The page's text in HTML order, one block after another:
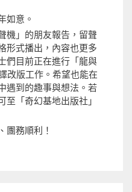
如意。
機」的朋友報告，留聲
形式播出，內容也更多
們目前正在進行「龍與
改版工作。希望也能在
遇到的趣事與想法。若
「奇幻基地出版社」
團務順利！